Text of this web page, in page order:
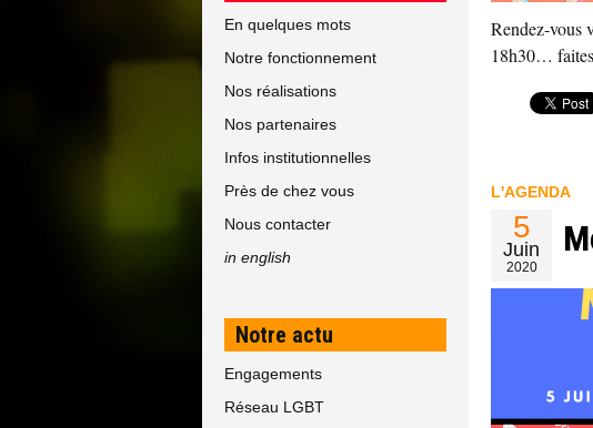
Rendez-vous
18h30…
L'AGENDA
5
Juin
2020
En quelques mots
Notre fonctionnement
Nos réalisations
Nos partenaires
Infos institutionnelles
Près de chez vous
Nous contacter
in english
Notre actu
Engagements
Réseau LGBT